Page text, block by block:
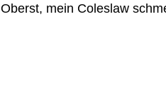
Oberst, mein Coleslaw